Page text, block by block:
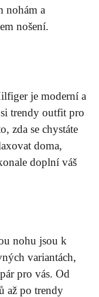
nohám a
nošení.
je moderní a
trendy outfit pro
zda se chystáte
doma,
doplní váš
nohu jsou k
variantách,
pro vás. Od
až po trendy